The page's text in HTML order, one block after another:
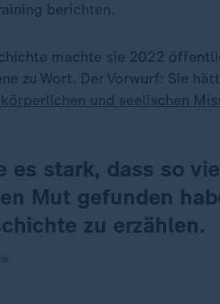
berichten.
machte sie 2022
zu Wort. Der Vorwurf: Sie
und seelischen
es stark, dass so
Mut gefunden
zu erzählen.